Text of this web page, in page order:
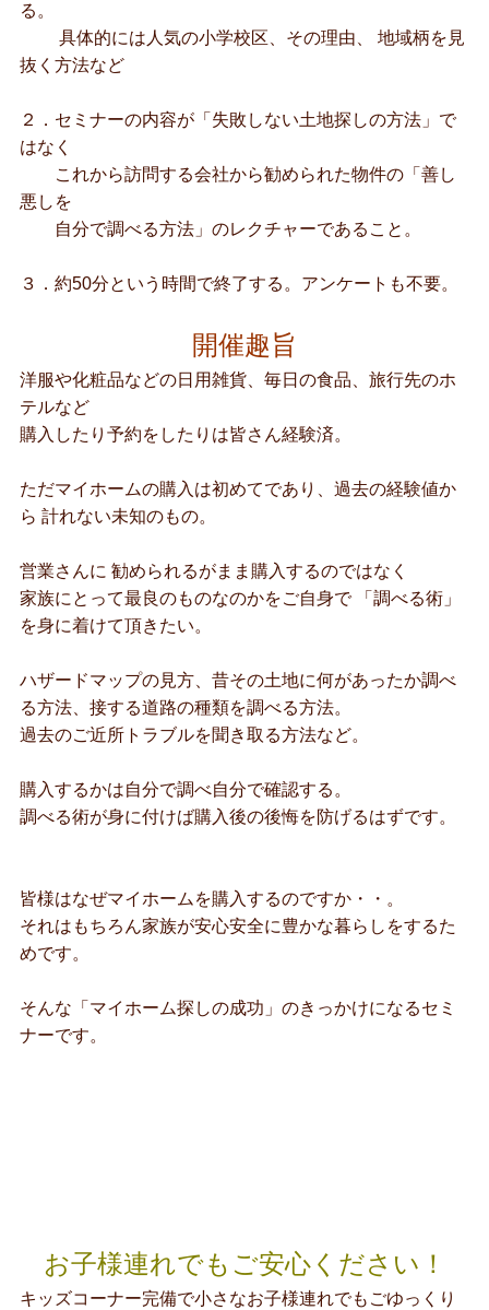
る。
具体的には人気の小学校区、その理由、 地域柄を見
抜く方法など
２．セミナーの内容が「失敗しない土地探しの方法」で
はなく
これから訪問する会社から勧められた物件の「善し
悪しを
自分で調べる方法」のレクチャーであること。
３．約50分という時間で終了する。アンケートも不要。
開催趣旨
洋服や化粧品などの日用雑貨、毎日の食品、旅行先のホ
テルなど
購入したり予約をしたりは皆さん経験済。
ただマイホームの購入は初めてであり、過去の経験値か
ら 計れない未知のもの。
営業さんに 勧められるがまま購入するのではなく
家族にとって最良のものなのかをご自身で 「調べる術」
を身に着けて頂きたい。
ハザードマップの見方、昔その土地に何があったか調べ
る方法、接する道路の種類を調べる方法。
過去のご近所トラブルを聞き取る方法など。
購入するかは自分で調べ自分で確認する。
調べる術が身に付けば購入後の後悔を防げるはずです。
皆様はなぜマイホームを購入するのですか・・。
それはもちろん家族が安心安全に豊かな暮らしをするた
めです。
そんな「マイホーム探しの成功」のきっかけになるセミ
ナーです。
お子様連れでもご安心ください！
キッズコーナー完備で小さなお子様連れでもごゆっくり